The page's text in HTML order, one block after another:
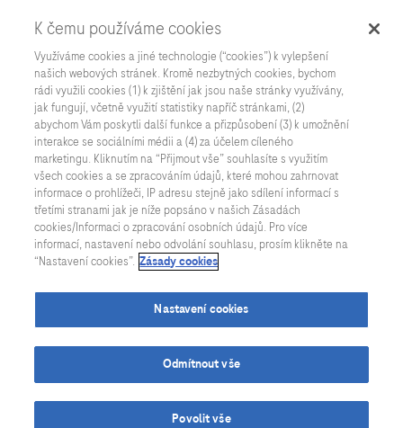
K čemu používáme cookies
Využíváme cookies a jiné technologie (“cookies”) k vylepšení
našich webových stránek. Kromě nezbytných cookies, bychom
rádi využili cookies (1) k zjištění jak jsou naše stránky využívány,
jak fungují, včetně využití statistiky napříč stránkami, (2)
abychom Vám poskytli další funkce a přizpůsobení (3) k umožnění
interakce se sociálními médii a (4) za účelem cíleného
marketingu. Kliknutím na “Přijmout vše” souhlasíte s využitím
všech cookies a se zpracováním údajů, které mohou zahrnovat
informace o prohlížeči, IP adresu stejně jako sdílení informací s
třetími stranami jak je níže popsáno v našich Zásadách
cookies/Informaci o zpracování osobních údajů. Pro více
informací, nastavení nebo odvolání souhlasu, prosím klikněte na
“Nastavení cookies”. Zásady cookies
Nastavení cookies
Odmítnout vše
Povolit vše